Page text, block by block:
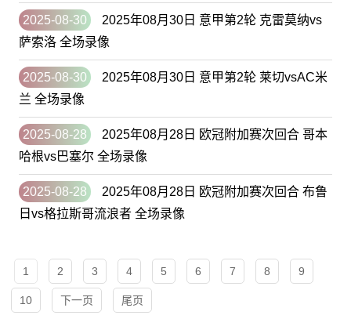
2025-08-30
2025年08月30日 意甲第2轮 克雷莫纳vs
萨索洛 全场录像
2025-08-30
2025年08月30日 意甲第2轮 莱切vsAC米
兰 全场录像
2025-08-28
2025年08月28日 欧冠附加赛次回合 哥本
哈根vs巴塞尔 全场录像
2025-08-28
2025年08月28日 欧冠附加赛次回合 布鲁
日vs格拉斯哥流浪者 全场录像
1 2 3 4 5 6 7 8 9
10 下一页 尾页